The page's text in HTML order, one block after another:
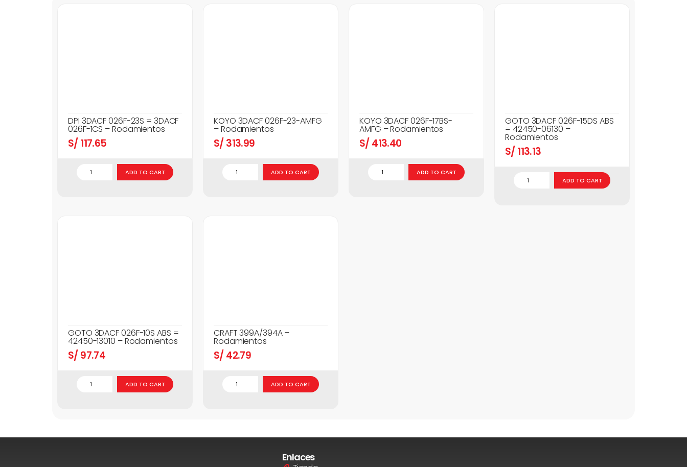
DPI 3DACF 026F-23S = 3DACF
026F-1CS – Rodamientos
S/ 117.65
ADD TO CART
KOYO 3DACF 026F-23-AMFG
– Rodamientos
S/ 313.99
ADD TO CART
KOYO 3DACF 026F-17BS-
AMFG – Rodamientos
S/ 413.40
ADD TO CART
GOTO 3DACF 026F-15DS ABS
= 42450-06130 –
Rodamientos
S/ 113.13
ADD TO CART
GOTO 3DACF 026F-10S ABS =
42450-13010 – Rodamientos
S/ 97.74
ADD TO CART
CRAFT 399A/394A –
Rodamientos
S/ 42.79
ADD TO CART
Enlaces